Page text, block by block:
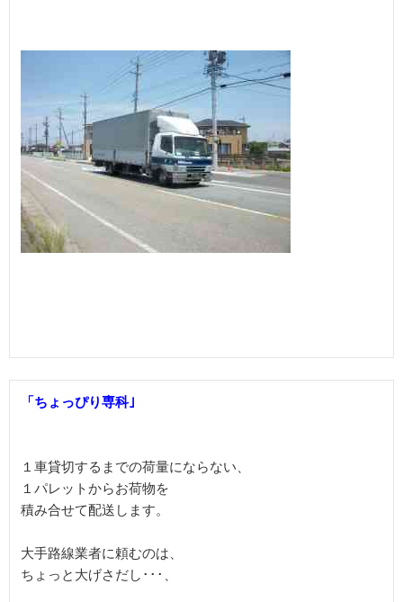
「ちょっぴり専科｣
１車貸切するまでの荷量にならない、
１パレットからお荷物を
積み合せて配送します。
大手路線業者に頼むのは、
ちょっと大げさだし･･･、